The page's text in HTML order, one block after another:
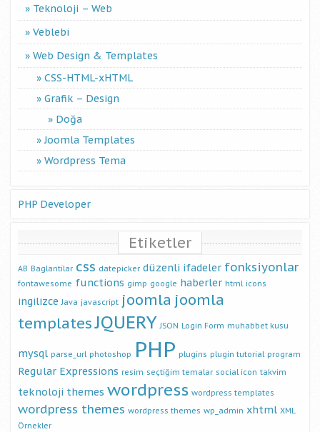
Teknoloji – Web
Veblebi
Web Design & Templates
CSS-HTML-xHTML
Grafik – Design
Doğa
Joomla Templates
Wordpress Tema
PHP Developer
Etiketler
AB Baglantilar css datepicker düzenli ifadeler fonksiyonlar
fontawesome functions gimp google haberler html icons
ingilizce Java javascript joomla joomla
templatesJQUERY JSON Login Form muhabbet kusu
mysql parse_url photoshop PHP plugins plugin tutorial program
Regular Expressions resim seçtiğim temalar social icon takvim
teknoloji themes wordpress wordpress templates
wordpress themes wordpress themes wp_admin xhtml XML
Örnekler